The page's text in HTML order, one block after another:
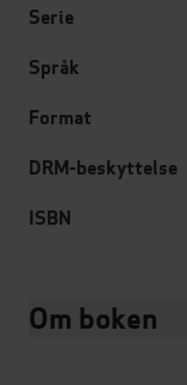
Serie
Språk
Format
DRM-beskyttelse
ISBN
Om boken